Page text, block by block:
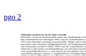
pgo 2